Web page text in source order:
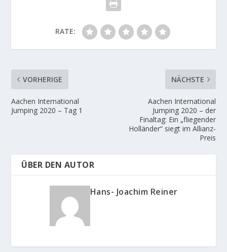
RATE:
VORHERIGE
Aachen International
Jumping 2020 – Tag 1
NÄCHSTE
Aachen International
Jumping 2020 – der
Finaltag: Ein „fliegender
Holländer“ siegt im Allianz-
Preis
ÜBER DEN AUTOR
Hans- Joachim Reiner